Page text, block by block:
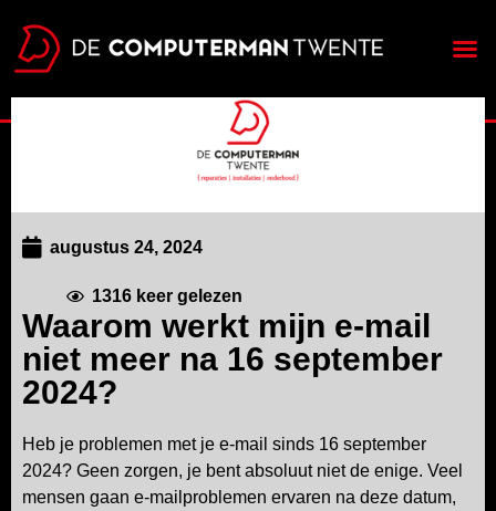
augustus 24, 2024
1316keer gelezen
Waarom werkt mijn e-mail
niet meer na 16 september
2024?
Heb je problemen met je e-mail sinds 16 september
2024? Geen zorgen, je bent absoluut niet de enige. Veel
mensen gaan e-mailproblemen ervaren na deze datum,